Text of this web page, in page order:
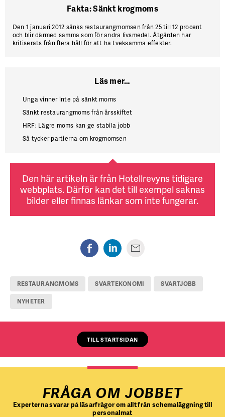
Fakta: Sänkt krogmoms
Den 1 januari 2012 sänks restaurangmomsen från 25 till 12 procent
och blir därmed samma som för andra livsmedel. Åtgärden har
kritiserats från flera håll för att ha tveksamma effekter.
Läs mer…
Unga vinner inte på sänkt moms
Sänkt restaurangmoms från årsskiftet
HRF: Lägre moms kan ge stabila jobb
Så tycker partierna om krogmomsen
Den här artikeln är från Hotellrevyns tidigare
webbplats. Därför kan det till exempel saknas
bilder eller finnas länkar som inte fungerar.
RESTAURANGMOMS SVARTEKONOMI SVARTJOBB
NYHETER
TILL STARTSIDAN
FRÅGA OM JOBBET
Experterna svarar på läsarfrågor om allt från schemaläggning till
personalmat